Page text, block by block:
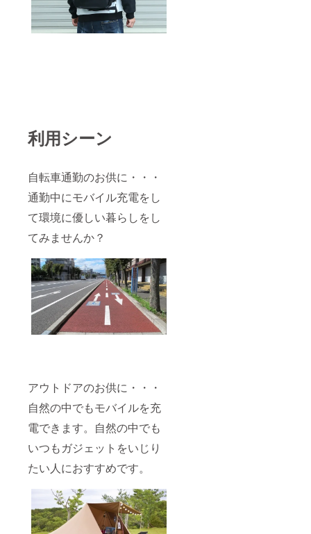
利用シーン
自転車通勤のお供に・・・
通勤中にモバイル充電をし
て環境に優しい暮らしをし
てみませんか？
アウトドアのお供に・・・
自然の中でもモバイルを充
電できます。自然の中でも
いつもガジェットをいじり
たい人におすすめです。